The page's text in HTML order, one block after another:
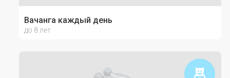
Вачанга каждый день
до 8 лет